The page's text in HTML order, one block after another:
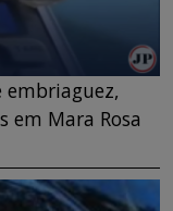
em Mara Rosa